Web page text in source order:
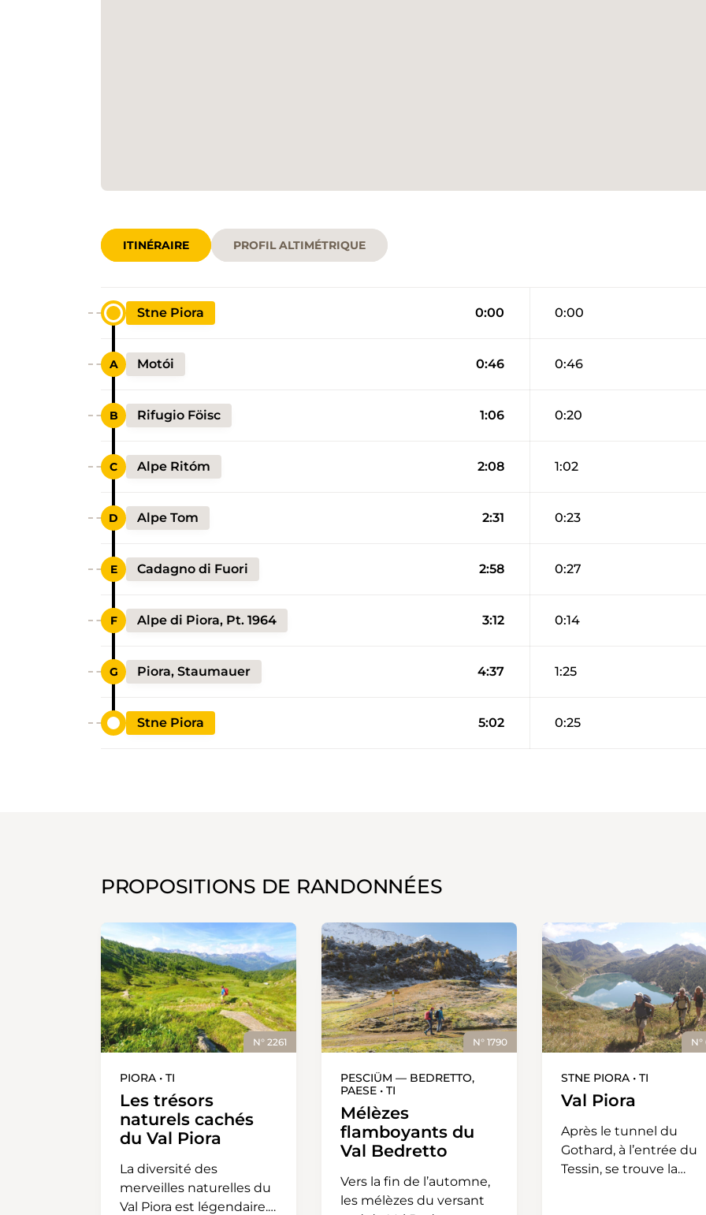
ITINÉRAIRE PROFIL ALTIMÉTRIQUE
Stne Piora 0:00 0:00
Motói 0:46 0:46
Rifugio Föisc 1:06 0:20
Alpe Ritóm 2:08 1:02
Alpe Tom 2:31 0:23
Cadagno di Fuori 2:58 0:27
Alpe di Piora, Pt. 1964 3:12 0:14
Piora, Staumauer 4:37 1:25
Stne Piora 5:02 0:25
PROPOSITIONS DE RANDONNÉES
N° 2261
PIORA • TI
Les trésors
naturels cachés
du Val Piora
La diversité des
merveilles naturelles du
Val Piora est légendaire.
N° 1790
PESCIÜM — BEDRETTO,
PAESE • TI
Mélèzes
flamboyants du
Val Bedretto
Vers la fin de l’automne,
les mélèzes du versant
N°
STNE PIORA • TI
Val Piora
Après le tunnel du
Gothard, à l’entrée du
Tessin, se trouve la